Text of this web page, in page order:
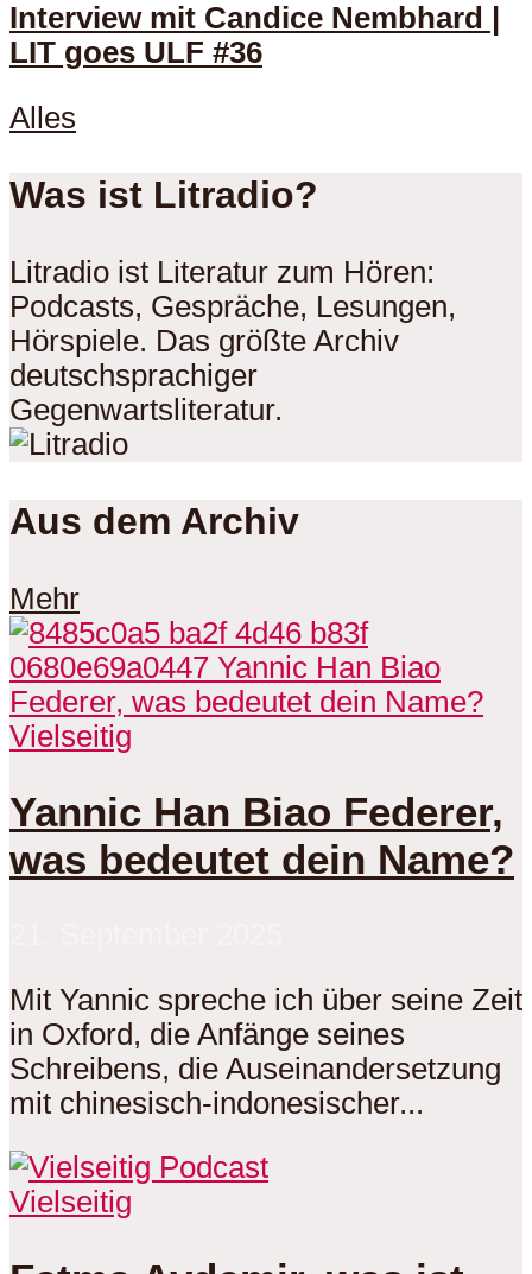
Interview mit Candice Nembhard |
LIT goes ULF #36
Alles
Was ist Litradio?
Litradio ist Literatur zum Hören:
Podcasts, Gespräche, Lesungen,
Hörspiele. Das größte Archiv
deutschsprachiger
Gegenwartsliteratur.
Aus dem Archiv
Mehr
Vielseitig
Yannic Han Biao Federer,
was bedeutet dein Name?
Mit Yannic spreche ich über seine Zeit
in Oxford, die Anfänge seines
Schreibens, die Auseinandersetzung
mit chinesisch-indonesischer...
Vielseitig